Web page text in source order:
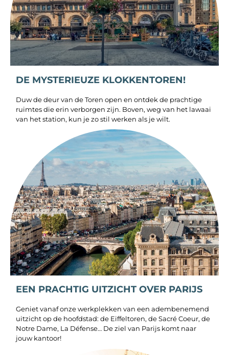
DE MYSTERIEUZE KLOKKENTOREN!
Duw de deur van de Toren open en ontdek de prachtige
ruimtes die erin verborgen zijn. Boven, weg van het lawaai
van het station, kun je zo stil werken als je wilt.
EEN PRACHTIG UITZICHT OVER PARIJS
Geniet vanaf onze werkplekken van een adembenemend
uitzicht op de hoofdstad: de Eiffeltoren, de Sacré Coeur, de
Notre Dame, La Défense… De ziel van Parijs komt naar
jouw kantoor!